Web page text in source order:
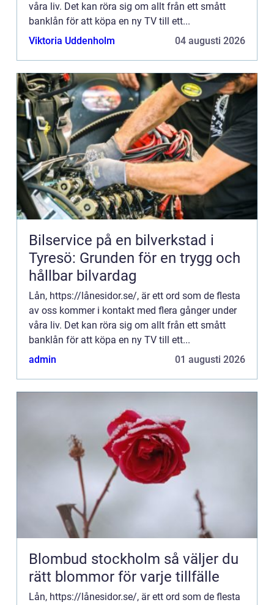
våra liv. Det kan röra sig om allt från ett smått
banklån för att köpa en ny TV till ett...
Viktoria Uddenholm
04 augusti 2026
Bilservice på en bilverkstad i
Tyresö: Grunden för en trygg och
hållbar bilvardag
Lån, https://lånesidor.se/, är ett ord som de flesta
av oss kommer i kontakt med flera gånger under
våra liv. Det kan röra sig om allt från ett smått
banklån för att köpa en ny TV till ett...
admin
01 augusti 2026
Blombud stockholm så väljer du
rätt blommor för varje tillfälle
Lån, https://lånesidor.se/, är ett ord som de flesta